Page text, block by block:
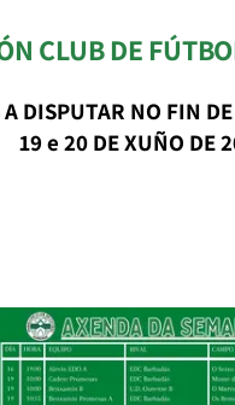
CLUB DE
DISPUTAR NO FIN
19 e 20 DE XUÑO DE